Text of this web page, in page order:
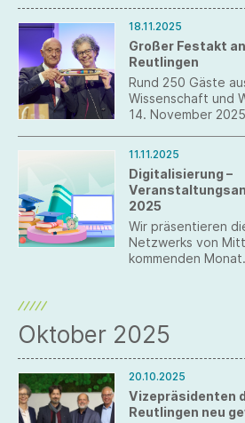
18.11.2025
Großer Festakt
Reutlingen
Rund 250 Gäste
Wissenschaft und
14. November
feierlich zu
Sabine Löbbe als
willkommen zu
11.11.2025
Digitalisierung –
2025
Wir präsentieren
Netzwerks von
kommenden Monat.
Oktober 2025
20.10.2025
Vizepräsidenten
Reutlingen neu